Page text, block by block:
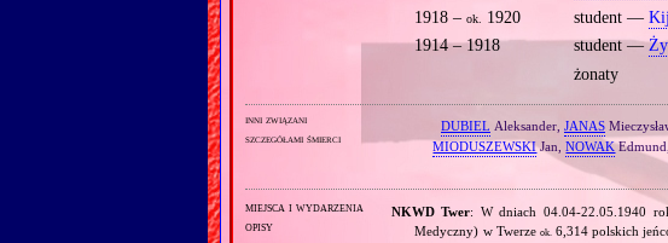
1918 –ok. 1920 student —
1914 – 1918
student —
żonaty
inni związani
szczegółami śmierci
DUBIEL Aleksander, JANAS
MIODUSZEWSKIJan,NOWAK
miejsca i wydarzenia
opisy
NKWD Twer: W dniach 04.04‐22.05.1940
Medyczny) w Twerze ok. 6,314 polskich